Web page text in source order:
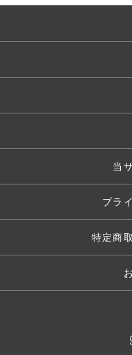
当
プラ
特定商